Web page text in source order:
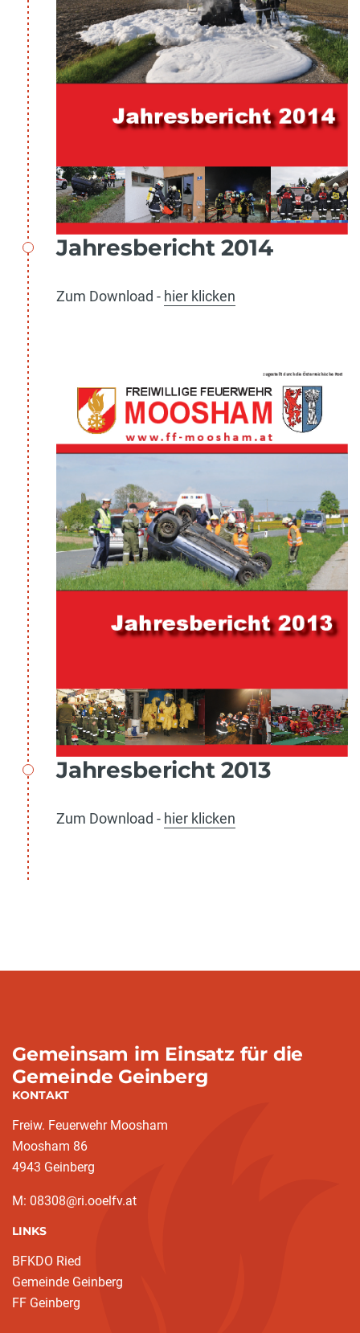
Jahresbericht 2014
Zum Download - hier klicken
Jahresbericht 2013
Zum Download - hier klicken
Gemeinsam im Einsatz für die
Gemeinde Geinberg
KONTAKT
Freiw. Feuerwehr Moosham
Moosham 86
4943 Geinberg
M: 08308@ri.ooelfv.at
LINKS
BFKDO Ried
Gemeinde Geinberg
FF Geinberg